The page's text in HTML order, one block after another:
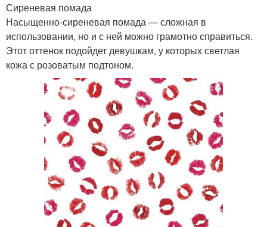
Сиреневая помада
Насыщенно-сиреневая помада — сложная в
использовании, но и с ней можно грамотно справиться.
Этот оттенок подойдет девушкам, у которых светлая
кожа с розоватым подтоном.